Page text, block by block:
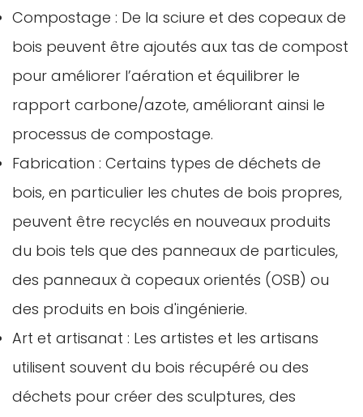
Compostage : De la sciure et des copeaux de
bois peuvent être ajoutés aux tas de compost
pour améliorer l’aération et équilibrer le
rapport carbone/azote, améliorant ainsi le
processus de compostage.
Fabrication : Certains types de déchets de
bois, en particulier les chutes de bois propres,
peuvent être recyclés en nouveaux produits
du bois tels que des panneaux de particules,
des panneaux à copeaux orientés (OSB) ou
des produits en bois d'ingénierie.
Art et artisanat : Les artistes et les artisans
utilisent souvent du bois récupéré ou des
déchets pour créer des sculptures, des